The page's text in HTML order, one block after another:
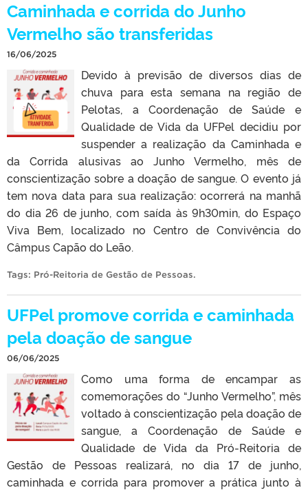
Caminhada e corrida do Junho
Vermelho são transferidas
16/06/2025
Devido à previsão de diversos dias de
chuva para esta semana na região de
Pelotas, a Coordenação de Saúde e
Qualidade de Vida da UFPel decidiu por
suspender a realização da Caminhada e
da Corrida alusivas ao Junho Vermelho, mês de
conscientização sobre a doação de sangue. O evento já
tem nova data para sua realização: ocorrerá na manhã
do dia 26 de junho, com saída às 9h30min, do Espaço
Viva Bem, localizado no Centro de Convivência do
Câmpus Capão do Leão.
Tags: Pró-Reitoria de Gestão de Pessoas.
UFPel promove corrida e caminhada
pela doação de sangue
06/06/2025
Como uma forma de encampar as
comemorações do “Junho Vermelho”, mês
voltado à conscientização pela doação de
sangue, a Coordenação de Saúde e
Qualidade de Vida da Pró-Reitoria de
Gestão de Pessoas realizará, no dia 17 de junho,
caminhada e corrida para promover a prática junto à